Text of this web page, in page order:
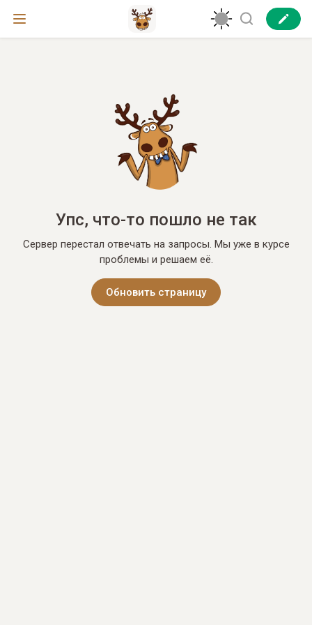
Упс, что-то пошло не так
Сервер перестал отвечать на запросы. Мы уже в курсе
проблемы и решаем её.
Обновить страницу